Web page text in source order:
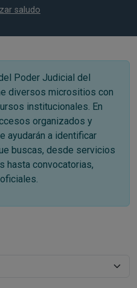
saludo
Poder Judicial del
diversos micrositios con
institucionales. En
organizados y
ayudarán a identificar
buscas, desde servicios
hasta convocatorias,